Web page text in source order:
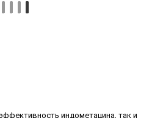
индометацина, так и